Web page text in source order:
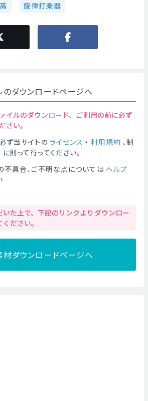
旋律打楽器
のダウンロードページへ
イルのダウンロード、ご利用の前に必ず
さい。
ず当サイトの ライセンス ・ 利用規約 、制
に則って行ってください。
不具合、ご不明な点については ヘルプ
た上で、下記のリンクよりダウンロー
ださい。
ダウンロードページへ